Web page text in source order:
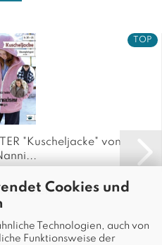
Cookies und
Technologien, auch von
Funktionsweise der
TOP
"Kuscheljacke" von
Händlerliste